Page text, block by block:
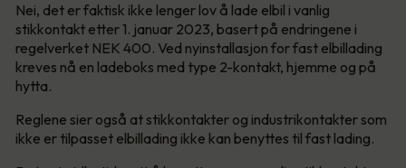
Nei, det er faktisk ikke lenger lov å lade elbil i vanlig
stikkontakt etter 1. januar 2023, basert på endringene i
regelverket NEK 400. Ved nyinstallasjon for fast elbillading
kreves nå en ladeboks med type 2-kontakt, hjemme og på
hytta.
Reglene sier også at stikkontakter og industrikontakter som
ikke er tilpasset elbillading ikke kan benyttes til fast lading.